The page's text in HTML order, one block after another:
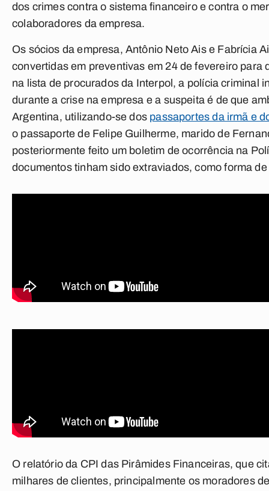
dos crimes contra o sistema financeiro e contra o
colaboradores da empresa.
Os sócios da empresa, Antônio Neto Ais e Fabrícia
convertidas em preventivas em 24 de fevereiro
na lista de procurados da Interpol, a polícia criminal
durante a crise na empresa e a suspeita é de que
Argentina, utilizando-se dos passaportes da irmã e
o passaporte de Felipe Guilherme, marido de
posteriormente feito um boletim de ocorrência na
documentos tinham sido extraviados, como forma
O relatório da CPI das Pirâmides Financeiras, que
milhares de clientes, principalmente os moradores